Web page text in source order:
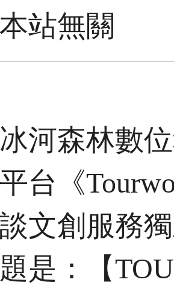
站無關
森林數位
台《
文創服務
是：【